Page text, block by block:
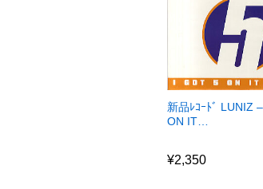
新品ﾚｺｰﾄﾞ LUNIZ
ON IT…
¥2,350